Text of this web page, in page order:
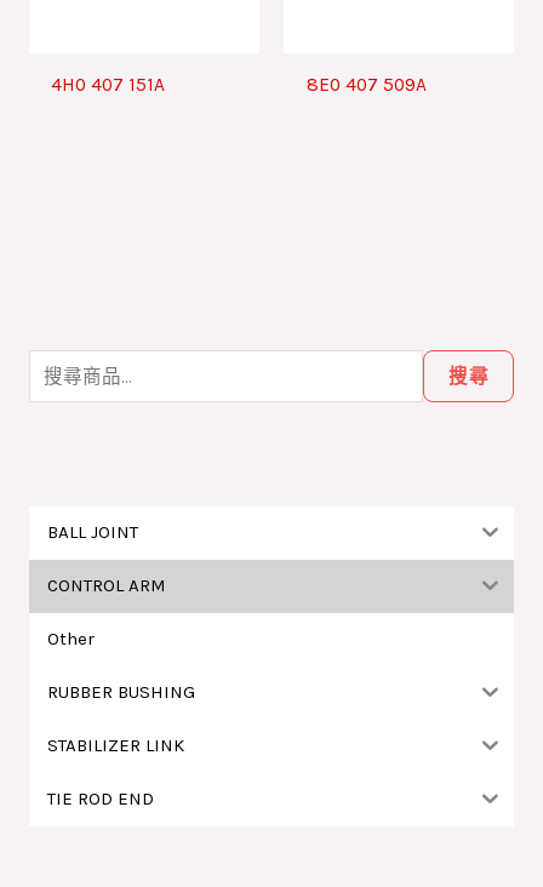
尋
關
搜尋
BALL JOINT
CONTROL ARM
Other
RUBBER BUSHING
STABILIZER LINK
TIE ROD END
4H0 407 151A 8E0 407 509A